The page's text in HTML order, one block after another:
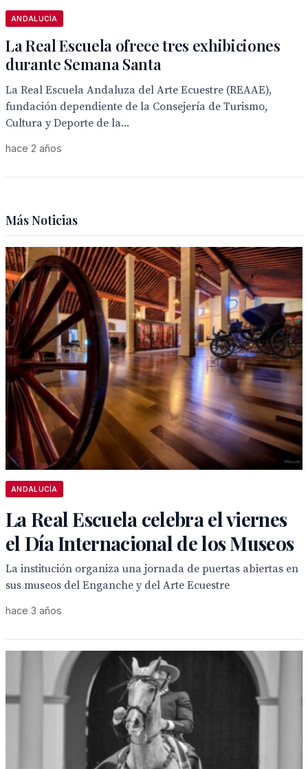
ANDALUCÍA
La Real Escuela ofrece tres exhibiciones
durante Semana Santa
La Real Escuela Andaluza del Arte Ecuestre (REAAE),
fundación dependiente de la Consejería de Turismo,
Cultura y Deporte de la...
hace 2 años
Más Noticias
ANDALUCÍA
La Real Escuela celebra el viernes
el Día Internacional de los Museos
La institución organiza una jornada de puertas abiertas en
sus museos del Enganche y del Arte Ecuestre
hace 3 años